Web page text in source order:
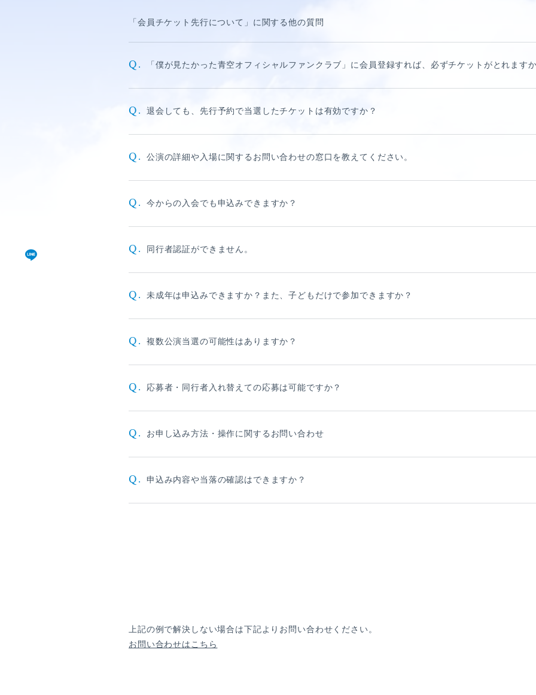
MOVIE
動画/短編動画
僕青相性診断
直感！推し探し SPECIAL
「会員チケット先行について」に関する他の質問
Q. 「僕が見たかった青空オフィシャルファンクラブ」に会員登録すれば、必ずチケットがとれます
Q. 退会しても、先行予約で当選したチケットは有効ですか？
Q. 公演の詳細や入場に関するお問い合わせの窓口を教えてください。
Q. 今からの入会でも申込みできますか？
Q. 同行者認証ができません。
Q. 未成年は申込みできますか？また、子どもだけで参加できますか？
Q. 複数公演当選の可能性はありますか？
Q. 応募者・同行者入れ替えての応募は可能ですか？
Q. お申し込み方法・操作に関するお問い合わせ
Q. 申込み内容や当落の確認はできますか？
上記の例で解決しない場合は下記よりお問い合わせください。
お問い合わせはこちら